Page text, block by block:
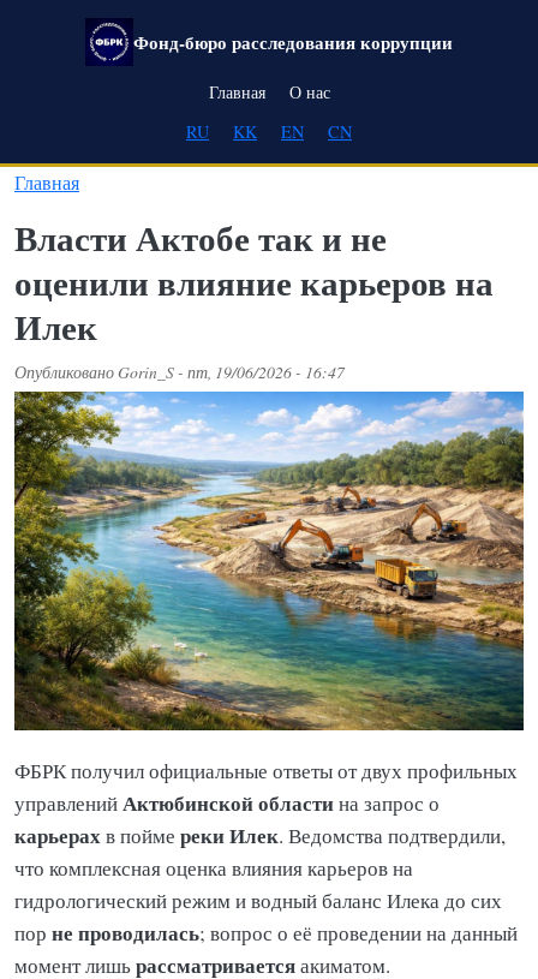
Перейти к основному содержанию
Фонд-бюро расследования коррупции
Main navigation
Главная
О нас
RU
KK EN CN
Главная
Власти Актобе так и не
оценили влияние карьеров на
Илек
ОпубликованоGorin_S- пт, 19/06/2026 - 16:47
ФБРК получил официальные ответы от двух профильных
управленийАктюбинской областина запрос о
карьерахв пойме реки Илек. Ведомства подтвердили,
что комплексная оценка влияния карьеров на
гидрологический режим и водный баланс Илека до сих
пор не проводилась; вопрос о её проведении на данный
момент лишьрассматриваетсяакиматом.